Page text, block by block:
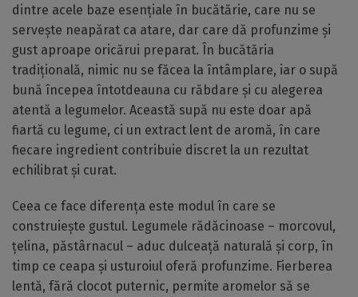
dintre acele baze esențiale în bucătărie, care nu se
servește neapărat ca atare, dar care dă profunzime și
gust aproape oricărui preparat. În bucătăria
tradițională, nimic nu se făcea la întâmplare, iar o supă
bună începea întotdeauna cu răbdare și cu alegerea
atentă a legumelor. Această supă nu este doar apă
fiartă cu legume, ci un extract lent de aromă, în care
fiecare ingredient contribuie discret la un rezultat
echilibrat și curat.
Ceea ce face diferența este modul în care se
construiește gustul. Legumele rădăcinoase – morcovul,
țelina, păstârnacul – aduc dulceață naturală și corp, în
timp ce ceapa și usturoiul oferă profunzime. Fierberea
lentă, fără clocot puternic, permite aromelor să se